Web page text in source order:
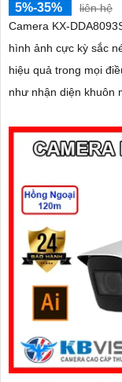
5%-35%
liên hệ
Camera KX-
hình ảnh cực kỳ sắc
hiệu quả trong mọi điều kiện ánh
như nhận diện khuôn
được bảo vệ với
bảo hoạt động ổn định